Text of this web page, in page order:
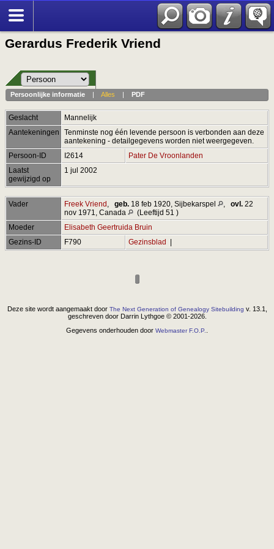
Gerardus Frederik Vriend
Persoonlijke informatie| Alles PDF
Geslacht
Mannelijk
Aantekeningen
Tenminste nog één levende persoon is verbonden aan deze
aantekening - detailgegevens worden niet weergegeven.
Persoon-ID
I2614
Pater De Vroonlanden
Laatst
gewijzigd op
1 jul 2002
Vader Freek Vriend geb. 18 feb 1920, Sijbekarspel ovl. 22
nov 1971, Canada
(Leeftijd 51 )
Moeder
Elisabeth Geertruida Bruin
Gezins-ID
F790 Gezinsblad |
Deze site wordt aangemaakt door The Next Generation of Genealogy Sitebuilding v. 13.1,
geschreven door Darrin Lythgoe © 2001-2026.
Gegevens onderhouden door Webmaster F.O.P.